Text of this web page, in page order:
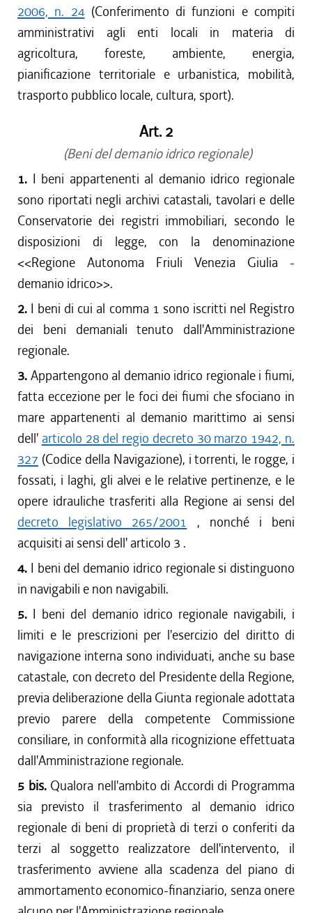
2006, n. 24(Conferimento di funzioni e compiti
amministrativi agli enti locali in materia di
agricoltura, foreste, ambiente, energia,
pianificazione territoriale e urbanistica, mobilità,
trasporto pubblico locale, cultura, sport).
Art. 2
(Beni del demanio idrico regionale)
1. I beni appartenenti al demanio idrico regionale
sono riportati negli archivi catastali, tavolari e delle
Conservatorie dei registri immobiliari, secondo le
disposizioni di legge, con la denominazione
<<Regione Autonoma Friuli Venezia Giulia -
demanio idrico>>.
2. I beni di cui al comma 1 sono iscritti nel Registro
dei beni demaniali tenuto dall'Amministrazione
regionale.
3. Appartengono al demanio idrico regionale i fiumi,
fatta eccezione per le foci dei fiumi che sfociano in
mare appartenenti al demanio marittimo ai sensi
dell' articolo 28 del regio decreto 30 marzo 1942, n.
327 (Codice della Navigazione), i torrenti, le rogge, i
fossati, i laghi, gli alvei e le relative pertinenze, e le
opere idrauliche trasferiti alla Regione ai sensi del
decreto legislativo 265/2001 , nonché i beni
acquisiti ai sensi dell' articolo 3 .
4. I beni del demanio idrico regionale si distinguono
in navigabili e non navigabili.
5. I beni del demanio idrico regionale navigabili, i
limiti e le prescrizioni per l'esercizio del diritto di
navigazione interna sono individuati, anche su base
catastale, con decreto del Presidente della Regione,
previa deliberazione della Giunta regionale adottata
previo parere della competente Commissione
consiliare, in conformità alla ricognizione effettuata
dall'Amministrazione regionale.
5 bis. Qualora nell'ambito di Accordi di Programma
sia previsto il trasferimento al demanio idrico
regionale di beni di proprietà di terzi o conferiti da
terzi al soggetto realizzatore dell'intervento, il
trasferimento avviene alla scadenza del piano di
ammortamento economico-finanziario, senza onere